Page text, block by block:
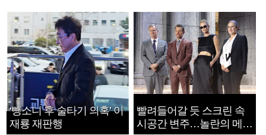
‘뺑소니 후 술타기 의혹’ 이
재룡 재판행
빨려들어갈 듯 스크린 속
시공간 변주…놀란의 메시